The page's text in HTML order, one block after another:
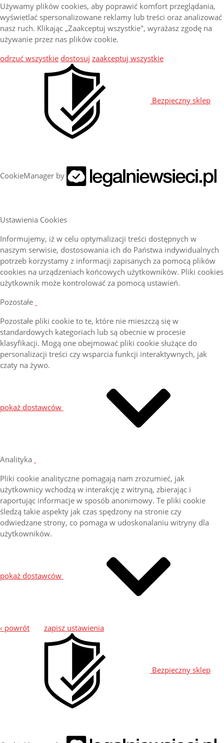
Używamy plików cookies, aby poprawić komfort przeglądania,
wyświetlać spersonalizowane reklamy lub treści oraz analizować
nasz ruch. Klikając „Zaakceptuj wszystkie", wyrażasz zgodę na
używanie przez nas plików cookie.
odrzuć wszystkie dostosuj zaakceptuj wszystkie
Bezpieczny sklep
CookieManager by
Ustawienia Cookies
Informujemy, iż w celu optymalizacji treści dostępnych w
naszym serwisie, dostosowania ich do Państwa indywidualnych
potrzeb korzystamy z informacji zapisanych za pomocą plików
cookies na urządzeniach końcowych użytkowników. Pliki cookies
użytkownik może kontrolować za pomocą ustawień.
Pozostałe
Pozostałe pliki cookie to te, które nie mieszczą się w
standardowych kategoriach lub są obecnie w procesie
klasyfikacji. Mogą one obejmować pliki cookie służące do
personalizacji treści czy wsparcia funkcji interaktywnych, jak
czaty na żywo.
pokaż dostawców
Analityka
Pliki cookie analityczne pomagają nam zrozumieć, jak
użytkownicy wchodzą w interakcję z witryną, zbierając i
raportując informacje w sposób anonimowy. Te pliki cookie
śledzą takie aspekty jak czas spędzony na stronie czy
odwiedzane strony, co pomaga w udoskonalaniu witryny dla
użytkowników.
pokaż dostawców
‹ powrót zapisz ustawienia
Bezpieczny sklep